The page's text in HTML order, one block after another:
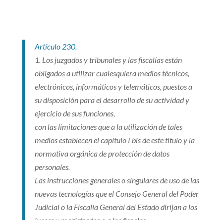
Artículo 230.
1. Los juzgados y tribunales y las fiscalías están
obligados a utilizar cualesquiera medios técnicos,
electrónicos, informáticos y telemáticos, puestos a
su disposición para el desarrollo de su actividad y
ejercicio de sus funciones,
con las limitaciones que a la utilización de tales
medios establecen el capítulo I bis de este título y la
normativa orgánica de protección de datos
personales.
Las instrucciones generales o singulares de uso de las
nuevas tecnologías que el Consejo General del Poder
Judicial o la Fiscalía General del Estado dirijan a los